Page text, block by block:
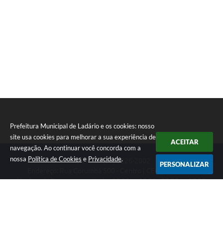
Prefeitura Municipal de Ladário e os cookies: nosso
site usa cookies para melhorar a sua experiência de
navegação. Ao continuar você concorda com a
nossa Política de Cookies e Privacidade.
ACEITAR
PERSONALIZAR
Telefone: (67) 3226-2002
Horário de Funcionamento das 08:00 as 12:00 - 13:00 as 17:00